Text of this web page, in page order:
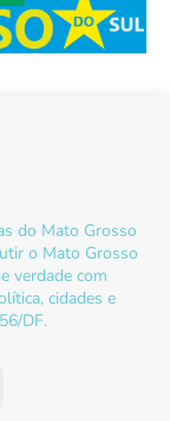
do Mato Grosso
o Mato Grosso
verdade com
cidades e
DF.